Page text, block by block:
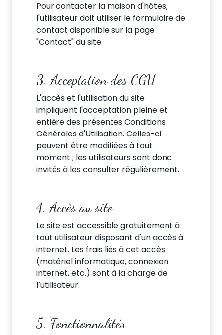
Pour contacter la maison d'hôtes,
l'utilisateur doit utiliser le formulaire de
contact disponible sur la page
"Contact" du site.
3. Acceptation des CGU
L'accès et l'utilisation du site
impliquent l'acceptation pleine et
entière des présentes Conditions
Générales d'Utilisation. Celles-ci
peuvent être modifiées à tout
moment ; les utilisateurs sont donc
invités à les consulter régulièrement.
4. Accès au site
Le site est accessible gratuitement à
tout utilisateur disposant d'un accès à
internet. Les frais liés à cet accès
(matériel informatique, connexion
internet, etc.) sont à la charge de
l’utilisateur.
5. Fonctionnalités